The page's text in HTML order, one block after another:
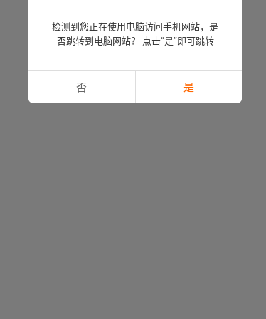
检测到您正在使用电脑访问手机网站，是
否跳转到电脑网站？ 点击“是”即可跳转
否 是